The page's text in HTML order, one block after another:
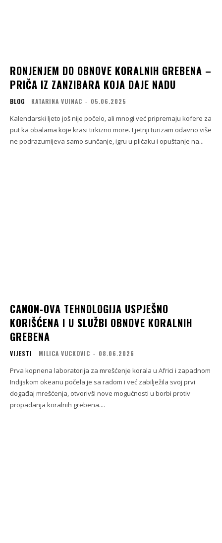
RONJENJEM DO OBNOVE KORALNIH GREBENA –
PRIČA IZ ZANZIBARA KOJA DAJE NADU
BLOG KATARINA VUINAC - 05.06.2025
Kalendarski ljeto još nije počelo, ali mnogi već pripremaju kofere za
put ka obalama koje krasi tirkizno more. Ljetnji turizam odavno više
ne podrazumijeva samo sunčanje, igru u plićaku i opuštanje na...
CANON-OVA TEHNOLOGIJA USPJEŠNO
KORIŠĆENA I U SLUŽBI OBNOVE KORALNIH
GREBENA
VIJESTI MILICA VUCKOVIC - 08.06.2026
Prva kopnena laboratorija za mrešćenje korala u Africi i zapadnom
Indijskom okeanu počela je sa radom i već zabilježila svoj prvi
događaj mrešćenja, otvorivši nove mogućnosti u borbi protiv
propadanja koralnih grebena....